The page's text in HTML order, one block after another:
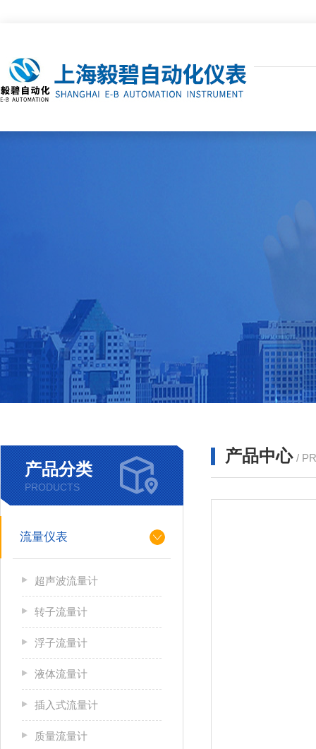
产品分类
PRODUCTS
流量仪表
超声波流量计
转子流量计
浮子流量计
液体流量计
插入式流量计
质量流量计
产品中心 /